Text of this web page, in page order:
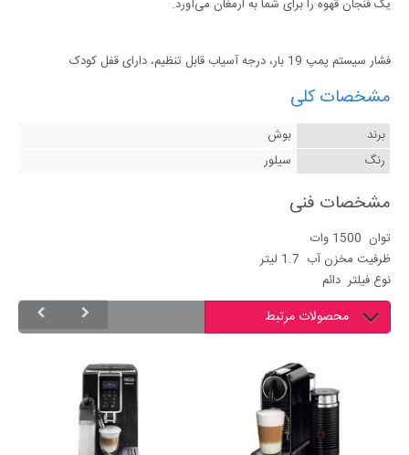
یک فنجان قهوه را برای شما به ارمغان می‌آورد.
فشار سیستم پمپ 19 بار، درجه آسیاب قابل تنظیم، دارای قفل کودک
مشخصات کلی
برند
بوش
رنگ
سیلور
مشخصات فنی
توان 1500 وات
ظرفیت مخزن آب 1.7 لیتر
نوع فیلتر دائم
محصولات مرتبط